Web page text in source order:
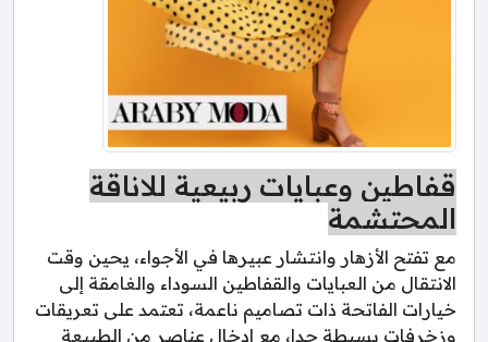
قفاطين وعبايات ربيعية للاناقة
المحتشمة
مع تفتح الأزهار وانتشار عبيرها في الأجواء، يحين وقت
الانتقال من العبايات والقفاطين السوداء والغامقة إلى
خيارات الفاتحة ذات تصاميم ناعمة، تعتمد على تعريقات
وزخرفات بسيطة جدا، مع إدخال عناصر من الطبيعة